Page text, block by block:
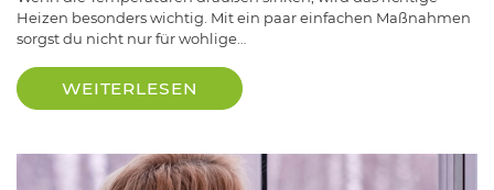
Heizen besonders wichtig. Mit ein paar einfachen Maßnahmen
sorgst du nicht nur für wohlige…
WEITERLESEN